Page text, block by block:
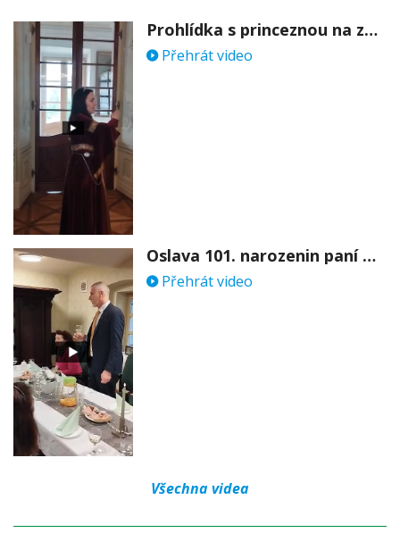
Prohlídka s princeznou na zámku Stekník
Přehrát video
Oslava 101. narozenin paní Věry Skořepové
Přehrát video
Všechna videa